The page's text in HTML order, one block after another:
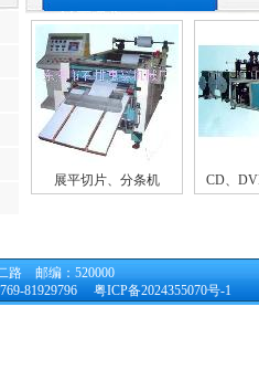
展平切片、分条机 CD、
路 邮编：520000
81929796 粤ICP备2024355070号-1